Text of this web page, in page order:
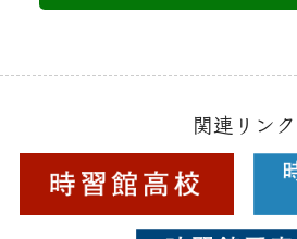
関連リンク